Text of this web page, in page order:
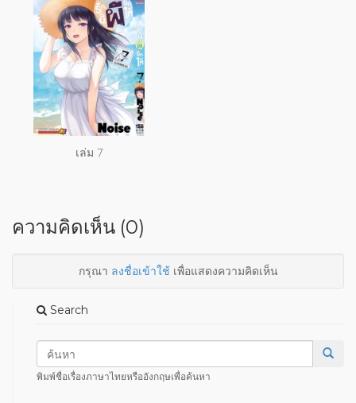
เล่ม 7
ความคิดเห็น (0)
กรุณา ลงชื่อเข้าใช้เพื่อแสดงความคิดเห็น
Search
พิมพ์ชื่อเรื่องภาษาไทยหรืออังกฤษเพื่อค้นหา